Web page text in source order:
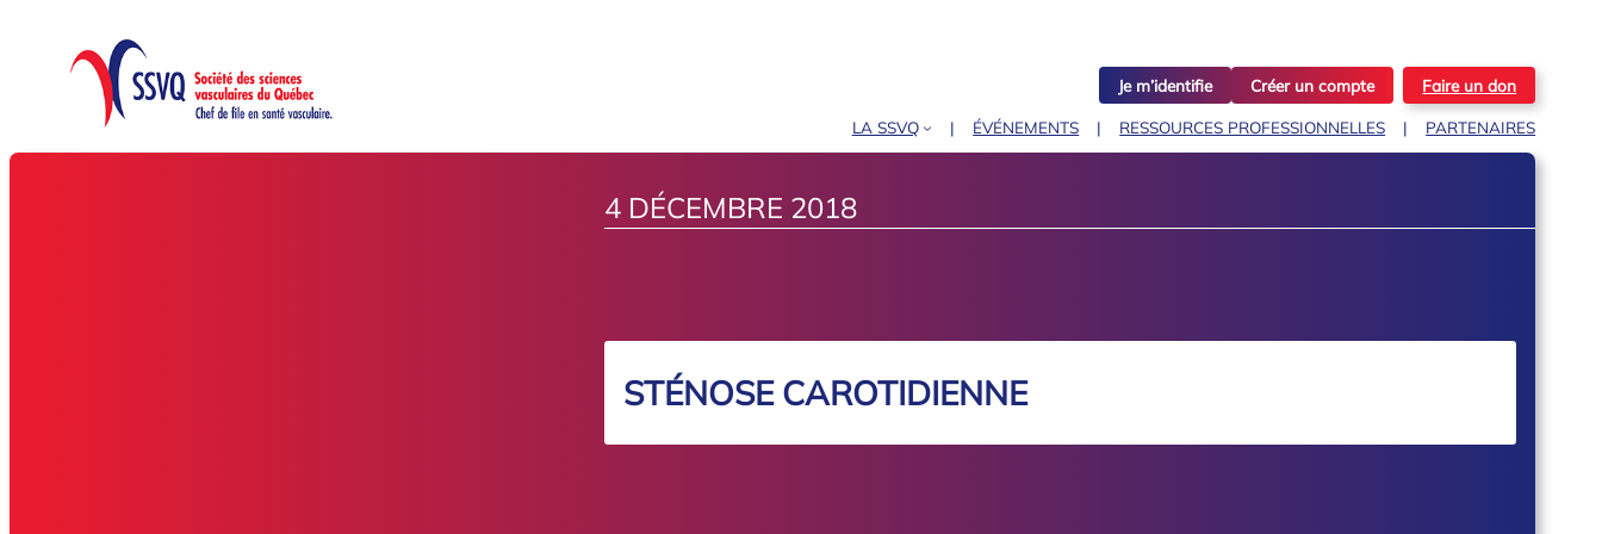
Je m’identifie Créer un compte Faire un don
LA SSVQ ÉVÉNEMENTS RESSOURCES PROFESSIONNELLES PARTENAIRES
4 DÉCEMBRE 2018
STÉNOSE CAROTIDIENNE